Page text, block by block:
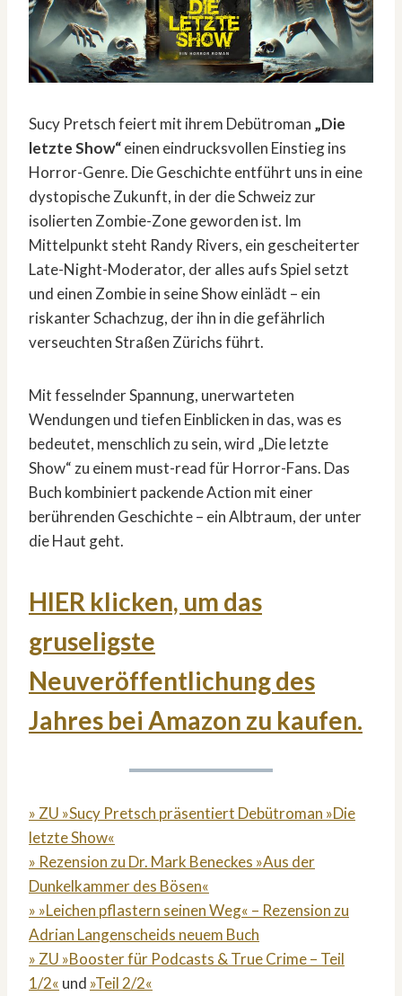
Sucy Pretsch feiert mit ihrem Debütroman „Die
letzte Show“einen eindrucksvollen Einstieg ins
Horror-Genre. Die Geschichte entführt uns in eine
dystopische Zukunft, in der die Schweiz zur
isolierten Zombie-Zone geworden ist. Im
Mittelpunkt steht Randy Rivers, ein gescheiterter
Late-Night-Moderator, der alles aufs Spiel setzt
und einen Zombie in seine Show einlädt – ein
riskanter Schachzug, der ihn in die gefährlich
verseuchten Straßen Zürichs führt.
Mit fesselnder Spannung, unerwarteten
Wendungen und tiefen Einblicken in das, was es
bedeutet, menschlich zu sein, wird „Die letzte
Show“ zu einem must-read für Horror-Fans. Das
Buch kombiniert packende Action mit einer
berührenden Geschichte – ein Albtraum, der unter
die Haut geht.
HIER klicken, um das
gruseligste
Neuveröffentlichung des
Jahres bei Amazon zu kaufen.
» ZU »Sucy Pretsch präsentiert Debütroman »Die
letzte Show«
» Rezension zu Dr. Mark Beneckes »Aus der
Dunkelkammer des Bösen«
» »Leichen pflastern seinen Weg« – Rezension zu
Adrian Langenscheids neuem Buch
» ZU »Booster für Podcasts & True Crime – Teil
1/2« und »Teil 2/2«